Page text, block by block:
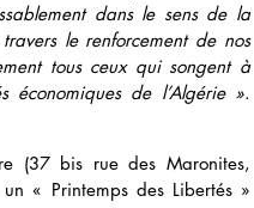
dans le sens de la
le renforcement de nos
tous ceux qui songent à
de l’Algérie ».
(37 bis rue des Maronites,
« Printemps des Libertés »